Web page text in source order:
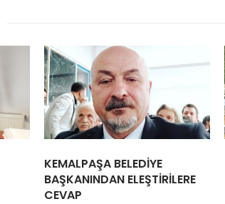
KEMALPAŞA BELEDİYE
BAŞKANINDAN ELEŞTİRİLERE
CEVAP